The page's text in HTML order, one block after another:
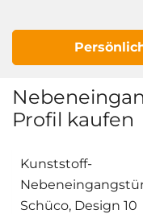
Profil kaufen
Kunststoff-
Schüco, Design 10